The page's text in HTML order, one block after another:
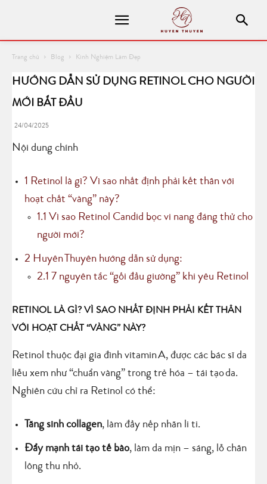
Trang chủ Blog Kinh Nghiệm Làm Đẹp
HƯỚNG DẪN SỬ DỤNG RETINOL CHO NGƯỜI
MỚI BẮT ĐẦU
24/04/2025
Nội dung chính
1 Retinol là gì? Vì sao nhất định phải kết thân với
hoạt chất “vàng” này?
1.1 Vì sao Retinol Candid bọc vi nang đáng thử cho
người mới?
2 Huyên Thuyên hướng dẫn sử dụng:
2.1 7 nguyên tắc “gối đầu giường” khi yêu Retinol
RETINOL LÀ GÌ? VÌ SAO NHẤT ĐỊNH PHẢI KẾT THÂN
VỚI HOẠT CHẤT “VÀNG” NÀY?
Retinol thuộc đại gia đình vitamin A, được các bác sĩ da
liễu xem như “chuẩn vàng” trong trẻ hóa – tái tạo da.
Nghiên cứu chỉ ra Retinol có thể:
Tăng sinh collagen, làm đầy nếp nhăn li ti.
Đẩy mạnh tái tạo tế bào, làm da mịn – sáng, lỗ chân
lông thu nhỏ.